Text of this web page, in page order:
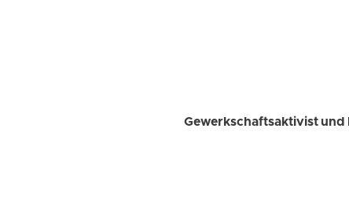
Gewerkschaftsaktivist und